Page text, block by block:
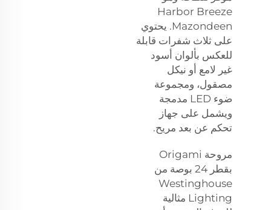
Harbor Breeze
Mazondeen. يحتوي
على ثلاث شفرات قابلة
للعكس بألوان أسود
غير لامع أو نيكل
مصقول، ومجموعة
ضوء LED مدمجة
ويشمل على جهاز
تحكم عن بعد مريح.
مروحة Origami
بقطر 24 بوصة من
Westinghouse
Lighting مثالية